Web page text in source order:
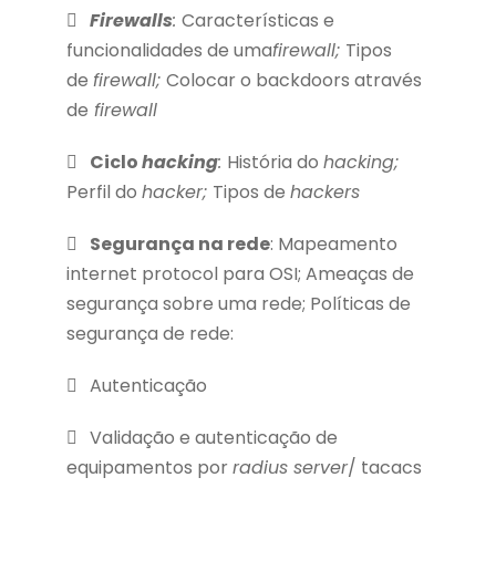
Firewalls: Características e
funcionalidades de umafirewall; Tipos
de firewall; Colocar o backdoors através
de firewall
Ciclohacking: História do hacking;
Perfil do hacker; Tipos de hackers
Segurança na rede: Mapeamento
internet protocol para OSI; Ameaças de
segurança sobre uma rede; Políticas de
segurança de rede:
Autenticação
Validação e autenticação de
equipamentos porradius server/ tacacs